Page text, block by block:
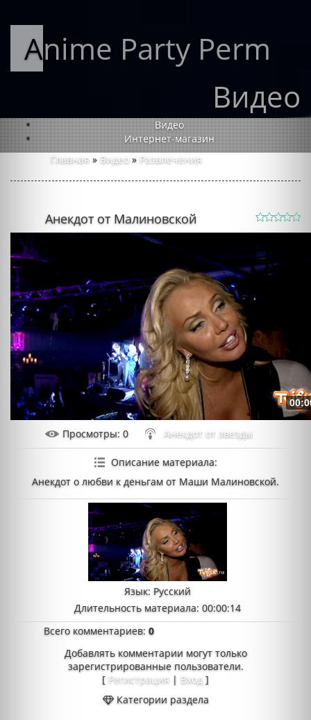
Anime Party Perm
Видео
Видео
Интернет-магазин
Главная » Видео » Развлечения
Анекдот от Малиновской
Просмотры: 0 Анекдот от звезды
Описание материала:
Анекдот о любви к деньгам от Маши Малиновской.
Язык: Русский
Длительность материала: 00:00:14
Всего комментариев:0
Добавлять комментарии могут только
зарегистрированные пользователи.
[ Регистрация | Вход ]
Категории раздела